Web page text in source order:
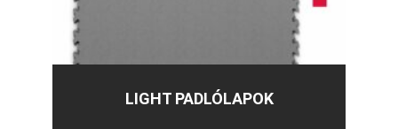
LIGHT PADLÓLAPOK